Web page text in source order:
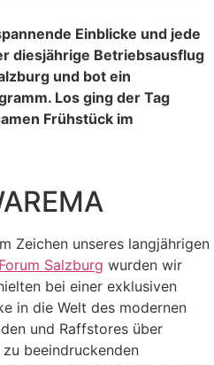
Einblicke und jede
diesjährige Betriebsausflug
und bot ein
Los ging der Tag
Frühstück im
Zeichen unseres langjährigen
Salzburg wurden wir
bei einer exklusiven
in die Welt des modernen
und Raffstores über
beeindruckenden